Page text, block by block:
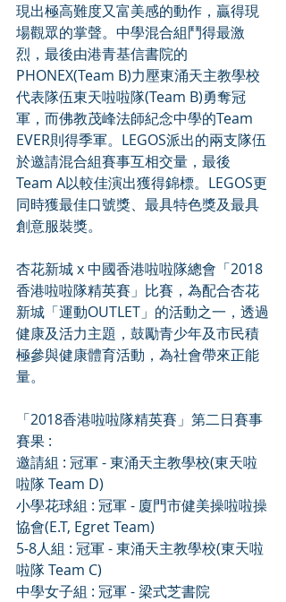
現出極高難度又富美感的動作，贏得現
場觀眾的掌聲。中學混合組鬥得最激
烈，最後由港青基信書院的
PHONEX(Team B)力壓東涌天主教學校
代表隊伍東天啦啦隊(Team B)勇奪冠
軍，而佛教茂峰法師紀念中學的Team
EVER則得季軍。LEGOS派出的兩支隊伍
於邀請混合組賽事互相交量，最後
Team A以較佳演出獲得錦標。LEGOS更
同時獲最佳口號獎、最具特色獎及最具
創意服裝獎。
杏花新城 x 中國香港啦啦隊總會「2018
香港啦啦隊精英賽」比賽，為配合杏花
新城「運動OUTLET」的活動之一，透過
健康及活力主題，鼓勵青少年及市民積
極參與健康體育活動，為社會帶來正能
量。
「2018香港啦啦隊精英賽」第二日賽事
賽果 :
邀請組 : 冠軍 - 東涌天主教學校(東天啦
啦隊 Team D)
小學花球組 : 冠軍 - 廈門市健美操啦啦操
協會(E.T, Egret Team)
5-8人組 : 冠軍 - 東涌天主教學校(東天啦
啦隊 Team C)
中學女子組 : 冠軍 - 梁式芝書院